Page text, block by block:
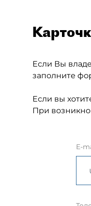
Если Вы
заполните
Если вы
При
E-